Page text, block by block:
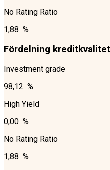
No Rating Ratio
1,88 %
Fördelning kreditkvalitet
Investment grade
98,12 %
High Yield
0,00 %
No Rating Ratio
1,88 %